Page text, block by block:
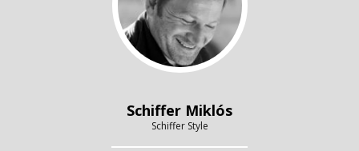
Schiffer Miklós
Schiffer Style